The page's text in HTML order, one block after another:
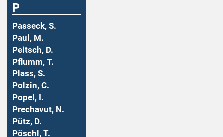
P
Passeck, S.
Paul, M.
Peitsch, D.
Pflumm, T.
Plass, S.
Polzin, C.
Popel, I.
Prechavut, N.
Pütz, D.
Pöschl, T.